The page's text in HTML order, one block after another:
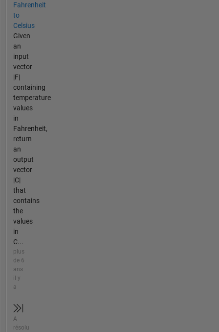
Fahrenheit
to
Celsius
Given
an
input
vector
|F|
containing
temperature
values
in
Fahrenheit,
return
an
output
vector
|C|
that
contains
the
values
in
C...
plus
de 6
ans
il y
a
A
résolu